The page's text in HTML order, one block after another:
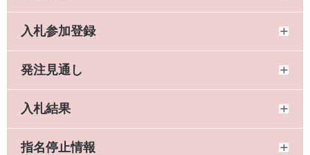
入札参加登録
発注見通し
入札結果
指名停止情報